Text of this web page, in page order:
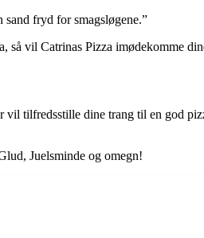
sand fryd for smagsløgene.”
vil Catrinas Pizza imødekomme
tilfredsstille dine trang til en god
Juelsminde og omegn!